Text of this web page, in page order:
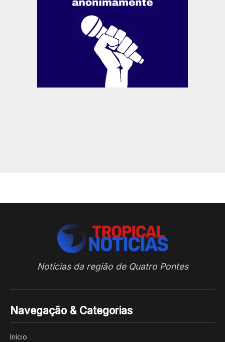
Notícias da região de Quatro Pontes
Navegação & Categorias
Início